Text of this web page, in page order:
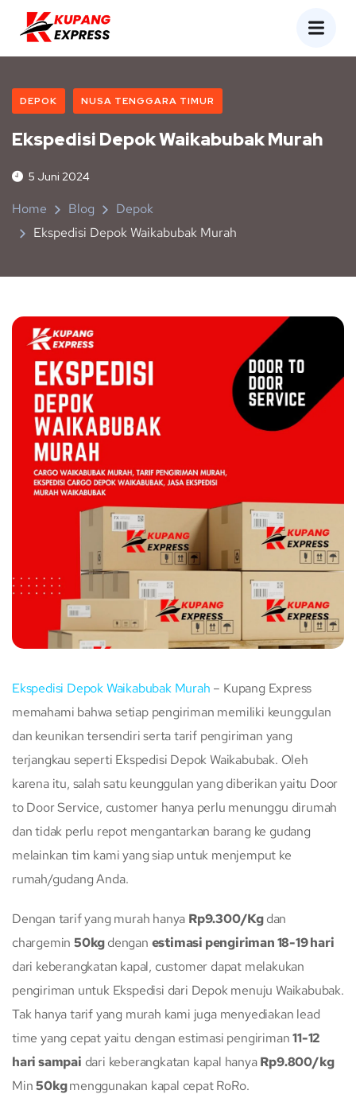
DEPOK NUSA TENGGARA TIMUR
Ekspedisi Depok Waikabubak Murah
5 Juni 2024
Home Blog
Depok
Ekspedisi Depok Waikabubak Murah
Ekspedisi Depok Waikabubak Murah – Kupang Express
memahami bahwa setiap pengiriman memiliki keunggulan
dan keunikan tersendiri serta tarif pengiriman yang
terjangkau seperti Ekspedisi Depok Waikabubak. Oleh
karena itu, salah satu keunggulan yang diberikan yaitu Door
to Door Service, customer hanya perlu menunggu dirumah
dan tidak perlu repot mengantarkan barang ke gudang
melainkan tim kami yang siap untuk menjemput ke
rumah/gudang Anda.
Dengan tarif yang murah hanya Rp9.300/Kgdan
chargemin50kgdengan estimasi pengiriman 18-19 hari
dari keberangkatan kapal, customer dapat melakukan
pengiriman untuk Ekspedisi dari Depok menuju Waikabubak.
Tak hanya tarif yang murah kami juga menyediakan lead
time yang cepat yaitu dengan estimasi pengiriman11-12
hari sampai dari keberangkatan kapal hanyaRp9.800/kg
Min50kgmenggunakan kapal cepat RoRo.